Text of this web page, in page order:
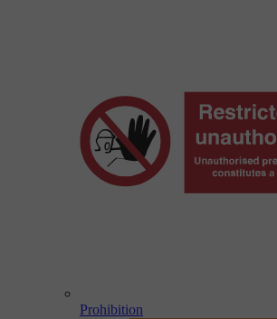
Prohibition